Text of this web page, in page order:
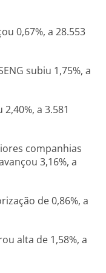
0,67%, a 28.553
subiu 1,75%, a
2,40%, a 3.581
companhias
3,16%, a
de 0,86%, a
alta de 1,58%, a